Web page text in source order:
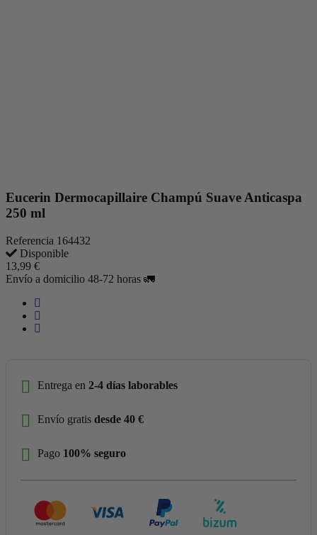
Eucerin Dermocapillaire Champú Suave Anticaspa
250 ml
Referencia 164432
Disponible
13,99 €
Envío a domicilio 48-72 horas 🚛
Entrega en 2-4 días laborables
Envío gratis desde 40 €
Pago 100% seguro